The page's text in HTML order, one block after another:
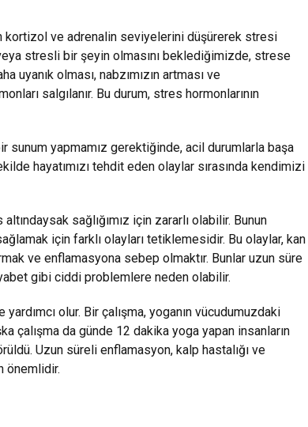
kortizol ve adrenalin seviyelerini düşürerek stresi
stresli bir şeyin olmasını beklediğimizde, strese
olması, nabzımızın artması ve
salgılanır. Bu durum, stres hormonlarının
sunum yapmamız gerektiğinde, acil durumlarla başa
hayatımızı tehdit eden olaylar sırasında kendimizi
sağlığımız için zararlı olabilir. Bunun
için farklı olayları tetiklemesidir. Bu olaylar, kan
ve enflamasyona sebep olmaktır. Bunlar uzun süre
gibi ciddi problemlere neden olabilir.
olur. Bir çalışma, yoganın vücudumuzdaki
çalışma da günde 12 dakika yoga yapan insanların
Uzun süreli enflamasyon, kalp hastalığı ve
önemlidir.